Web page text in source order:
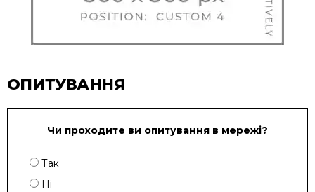
ОПИТУВАННЯ
Чи проходите ви опитування в мережі?
Так
Ні